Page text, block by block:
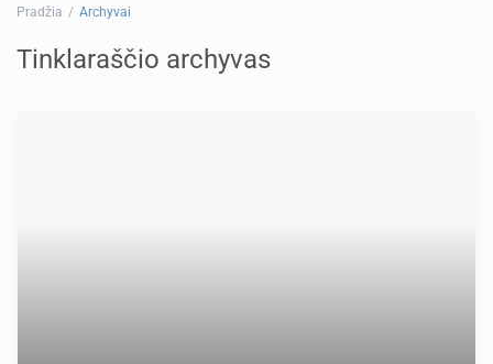
Pradžia Archyvai
Tinklaraščio archyvas